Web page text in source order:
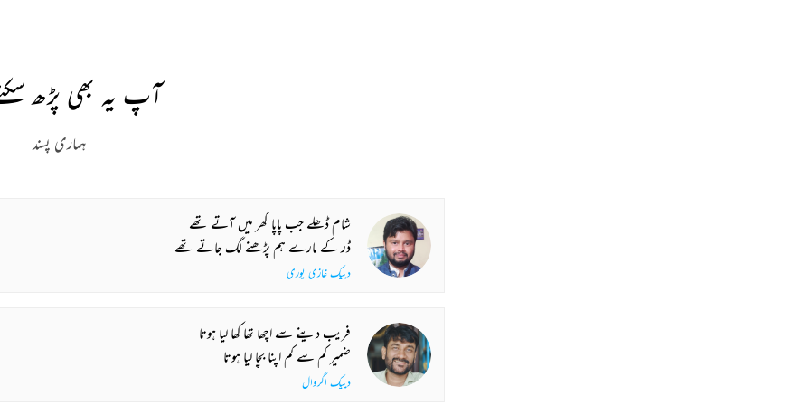
آپ یہ بھی پڑھ
ہماری پسند
شام ڈھلے جب پاپا گھر میں آتے تھے
ڈر کے مارے ہم پڑھنے لگ جاتے تھے
دیپک غازی پوری
فریب دینے سے اچھا تھا کھا لیا ہوتا
ضمیر کم سے کم اپنا بچا لیا ہوتا
دیپک اگروال